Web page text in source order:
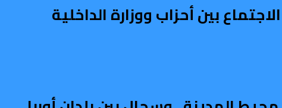
بين أحزاب ووزارة الداخلية